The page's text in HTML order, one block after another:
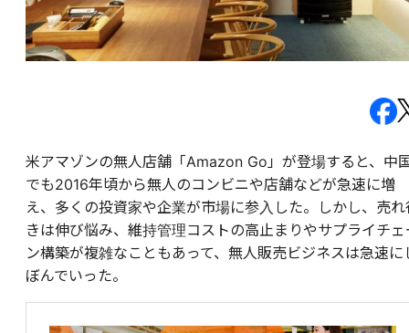
米アマゾンの無人店舗「Amazon Go」が登場すると、中
でも2016年頃から無人のコンビニや店舗などが急速に増
え、多くの投資家や企業が市場に参入した。しかし、売れ
きは伸び悩み、維持管理コストの高止まりやサプライチェ
ン構築が複雑なこともあって、無人販売ビジネスは急速に
ぼんでいった。